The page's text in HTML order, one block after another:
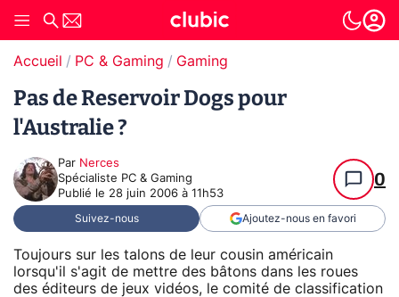
Accueil PC & Gaming Gaming
Pas de Reservoir Dogs pour
l'Australie ?
Par Nerces
Spécialiste PC & Gaming
Publié le 28 juin 2006 à 11h53
0
Suivez-nous Ajoutez-nous en favori
Toujours sur les talons de leur cousin américain
lorsqu'il s'agit de mettre des bâtons dans les roues
des éditeurs de jeux vidéos, le comité de classification